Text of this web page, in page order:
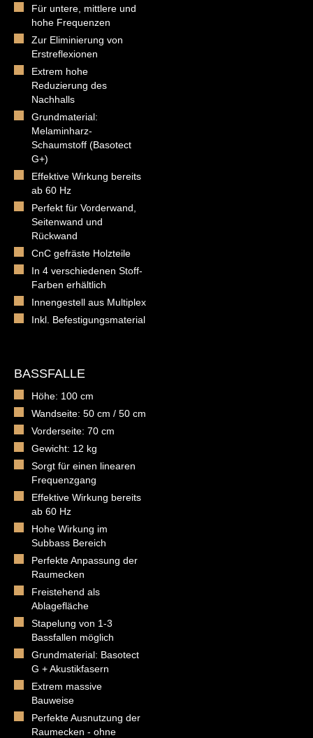
Für untere, mittlere und
hohe Frequenzen
Zur Eliminierung von
Erstreflexionen
Extrem hohe
Reduzierung des
Nachhalls
Grundmaterial:
Melaminharz-
Schaumstoff (Basotect
G+)
Effektive Wirkung bereits
ab 60 Hz
Perfekt für Vorderwand,
Seitenwand und
Rückwand
CnC gefräste Holzteile
In 4 verschiedenen Stoff-
Farben erhältlich
Innengestell aus Multiplex
Inkl. Befestigungsmaterial
BASSFALLE
Höhe: 100 cm
Wandseite: 50 cm / 50 cm
Vorderseite: 70 cm
Gewicht: 12 kg
Sorgt für einen linearen
Frequenzgang
Effektive Wirkung bereits
ab 60 Hz
Hohe Wirkung im
Subbass Bereich
Perfekte Anpassung der
Raumecken
Freistehend als
Ablagefläche
Stapelung von 1-3
Bassfallen möglich
Grundmaterial: Basotect
G + Akustikfasern
Extrem massive
Bauweise
Perfekte Ausnutzung der
Raumecken - ohne